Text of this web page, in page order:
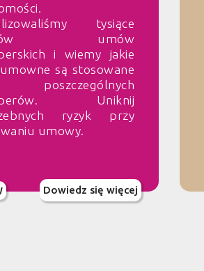
tysiące
umów
i wiemy jakie
są stosowane
poszczególnych
Uniknij
ryzyk przy
umowy.
Dowiedz się więcej